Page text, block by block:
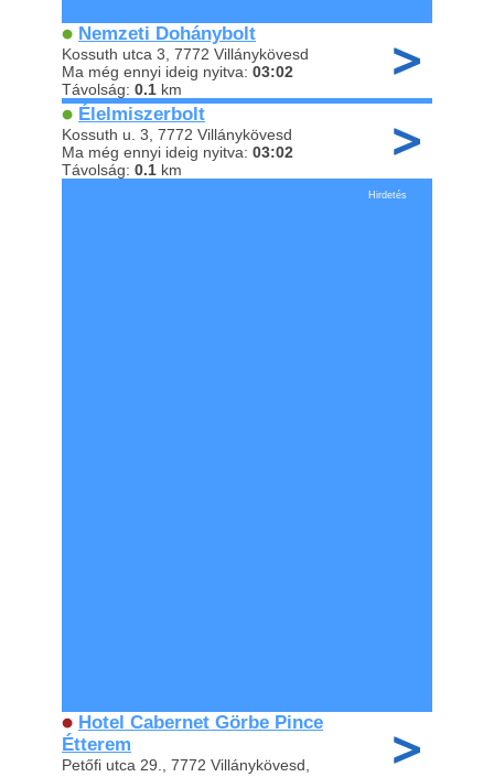
Nemzeti Dohánybolt
Kossuth utca 3, 7772 Villánykövesd
Ma még ennyi ideig nyitva: 03:02
Távolság: 0.1 km
Élelmiszerbolt
Kossuth u. 3, 7772 Villánykövesd
Ma még ennyi ideig nyitva: 03:02
Távolság: 0.1 km
Hirdetés
Hotel Cabernet Görbe Pince
Étterem
Petőfi utca 29., 7772 Villánykövesd,